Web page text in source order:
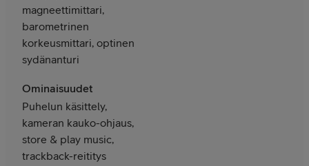
magneettimittari,
barometrinen
korkeusmittari, optinen
sydänanturi
Ominaisuudet
Puhelun käsittely,
kameran kauko-ohjaus,
store & play music,
trackback-reititys